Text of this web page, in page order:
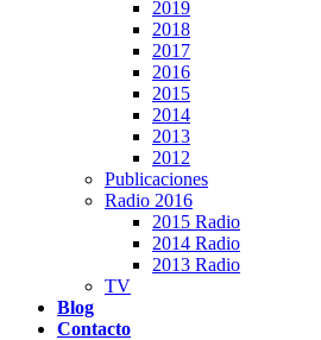
2019
2018
2017
2016
2015
2014
2013
2012
Publicaciones
Radio 2016
2015 Radio
2014 Radio
2013 Radio
TV
Blog
Contacto